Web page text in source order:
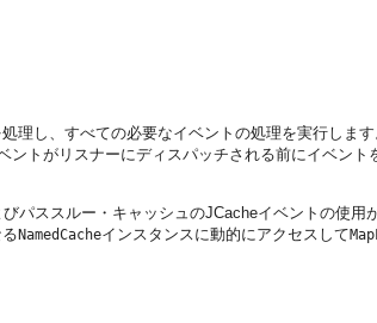
理し、すべての必要なイベントの処理を実行し
トがリスナーにディスパッチされる前にイベン
パススルー・キャッシュのJCacheイベントの使
NamedCacheインスタンスに動的にアクセスして